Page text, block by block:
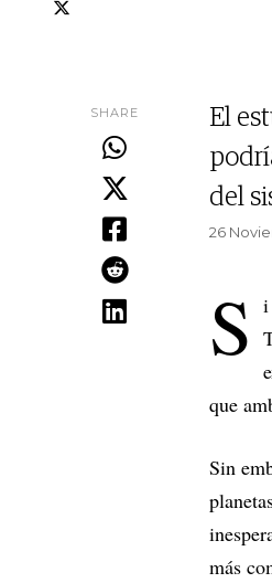
SHARE
El
del
26
S i
que
Sin
más